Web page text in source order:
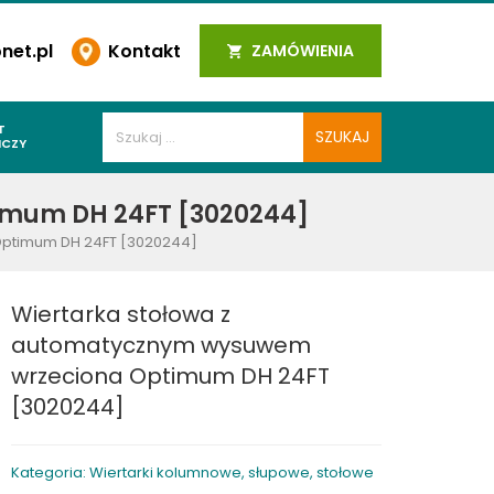
ZAMÓWIENIA
Kontakt
DH 24FT [3020244]
DH 24FT [3020244]
Wiertarka stołowa z
automatycznym wysuwem
wrzeciona Optimum DH 24FT
[3020244]
Kategoria: Wiertarki kolumnowe, słupowe, stołowe